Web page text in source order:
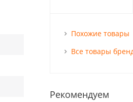
Похожие товары
Все товары
Рекомендуем